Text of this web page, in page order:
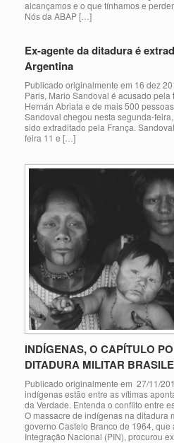
alcançamos e o que tínhamos e
Nós da ABAP […]
Ex-agente da ditadura é
Argentina
Publicado originalmente em 16 dez
Paris, Mario Sandoval é acusado pela
Hernán Abriata e de mais 500
Sandoval chegou nesta segunda-
sido extraditado pela França.
feira 11 e […]
INDÍGENAS, O CAPÍTULO
DITADURA MILITAR
Publicado originalmente em 27/11/
indígenas estão entre as vítimas
da Verdade. Entenda o conflito entre
O massacre de indígenas na ditadura
governo Castelo Branco de 1964, que
Integração Nacional (PIN), procurou